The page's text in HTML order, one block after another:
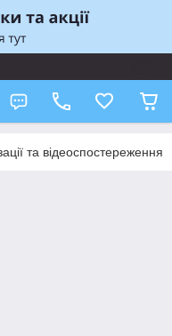
та відеоспостереження